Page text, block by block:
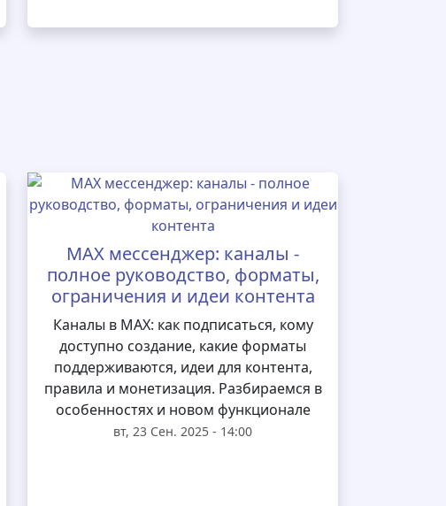
MAX мессенджер: каналы -
полное руководство, форматы,
ограничения и идеи контента
Каналы в MAX: как подписаться, кому
доступно создание, какие форматы
поддерживаются, идеи для контента,
правила и монетизация. Разбираемся в
особенностях и новом функционале
вт, 23 Сен. 2025 - 14:00